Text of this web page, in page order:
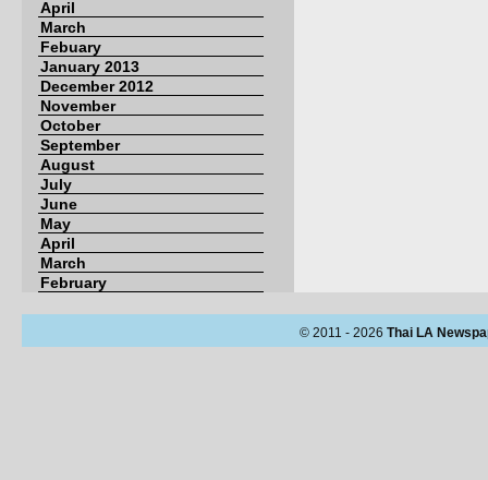
April
March
Febuary
January 2013
December 2012
November
October
September
August
July
June
May
April
March
February
© 2011 - 2026 Thai LA